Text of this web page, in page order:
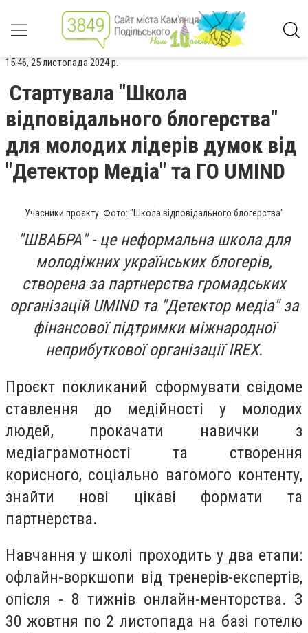
15:46, 25 листопада 2024 р.
Стартувала "Школа
відповідального блогерства"
для молодих лідерів думок від
"Детектор Медіа" та ГО UMIND
Учасники проєкту. Фото: "Школа відповідального блогерства"
"ШВАБРА" - це неформальна школа для
молодіжних українських блогерів,
створена за партнерства громадських
організацій UMIND та "Детектор медіа" за
фінансової підтримки міжнародної
неприбуткової організації IREX.
Проєкт покликаний сформувати свідоме
ставлення до медійності у молодих
людей, прокачати навички з
медіаграмотності та створення
корисного, соціально вагомого контенту,
знайти нові цікаві формати та
партнерства.
Навчання у школі проходить у два етапи:
офлайн-воркшопи від тренерів-експертів,
опісля - 8 тижнів онлайн-менторства. З
30 жовтня по 2 листопада на базі готелю